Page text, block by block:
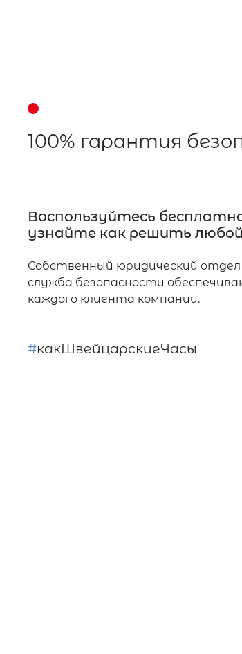
100% гарантия
Воспользуйтесь
узнайте как решить
Собственный юридический
служба безопасности
каждого клиента компании.
#какШвейцарскиеЧасы